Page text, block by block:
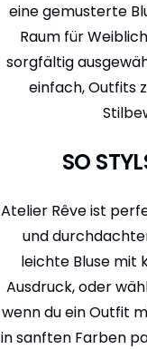
eine gemusterte
Raum für
sorgfältig
einfach, Outfits
SO
Atelier Rêve ist
und
leichte Bluse mit
Ausdruck, oder
wenn du ein Outfit
in sanften Farben